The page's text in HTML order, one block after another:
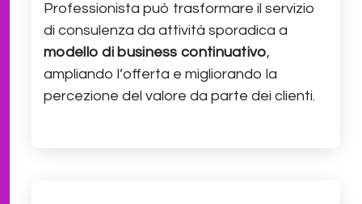
Professionista può trasformare il servizio
di consulenza da attività sporadica a
modello di business continuativo,
ampliando l’offerta e migliorando la
percezione del valore da parte dei clienti.